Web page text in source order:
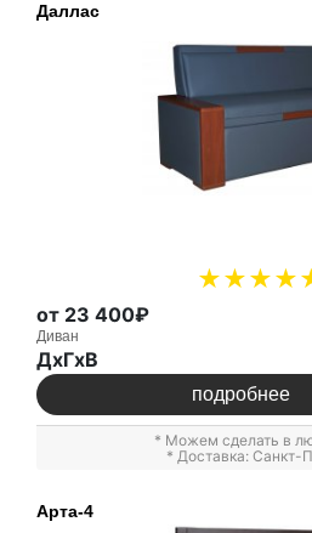
Даллас
от 23 400₽
Диван
ДxГxВ
подробнее
* Можем сделать в
* Доставка: Санкт-
Арта-4